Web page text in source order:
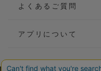
よくあるご質問
アプリについて